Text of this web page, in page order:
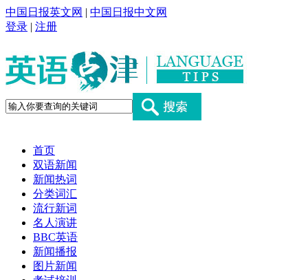
中国日报英文网 | 中国日报中文网
登录 | 注册
首页
双语新闻
新闻热词
分类词汇
流行新词
名人演讲
BBC英语
新闻播报
图片新闻